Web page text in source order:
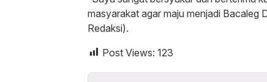
masyarakat agar maju menjadi Bacaleg
Redaksi).
Post Views: 123